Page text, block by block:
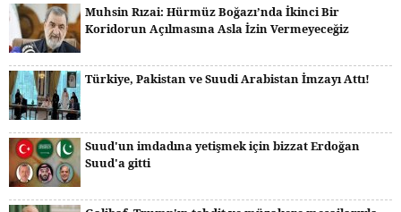
Muhsin Rızai: Hürmüz Boğazı’nda İkinci Bir
Koridorun Açılmasına Asla İzin Vermeyeceğiz
Türkiye, Pakistan ve Suudi Arabistan İmzayı Attı!
Suud'un imdadına yetişmek için bizzat Erdoğan
Suud'a gitti